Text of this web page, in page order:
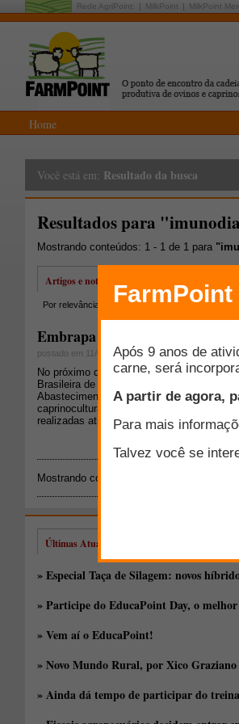
Rede AgriPoint: MilkPoint MilkPoint
Home
Você está em: Resultado da busca
Resultados para
Mostrando conteúdos: 1 - 1 de 1 para
Artigos e notícias
Por relevância Por data Mais lidos
Embrapa Caprinos e Ovinos
postado em 11/06/2010
No próximo dia 13 de junho, a Embrapa
Brasileira de Pesquisa Agropecuária
Abastecimento (MAPA), completa 35
caprinocultura e ovinocultura brasileiras.
realizadas atividades em comemoração à
Mostrando conteúdos: 1 - 1 de 1 para
Últimas Atualizações
» Especial Taça de Silagem: novos
» Participe do EducaPoint Day, o
» Vem aí o EducaPoint!
» Novo Mundo Rural, por Xico Graziano
» Ainda dá tempo de participar do